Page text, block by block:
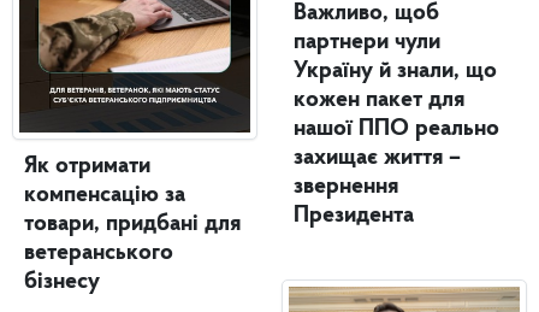
Як отримати
компенсацію за
товари, придбані для
ветеранського
бізнесу
Важливо, щоб
партнери чули
Україну й знали, що
кожен пакет для
нашої ППО реально
захищає життя –
звернення
Президента